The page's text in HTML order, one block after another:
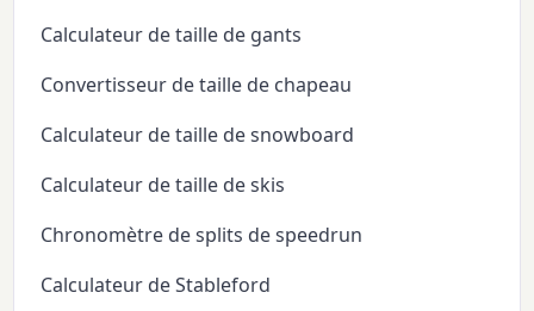
Calculateur de taille de gants
Convertisseur de taille de chapeau
Calculateur de taille de snowboard
Calculateur de taille de skis
Chronomètre de splits de speedrun
Calculateur de Stableford